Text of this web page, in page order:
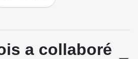
a collaboré